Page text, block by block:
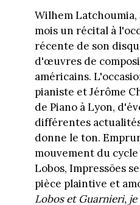
Wilhem Latchoumia,
mois un récital à
récente de son
d'œuvres de
américains.
pianiste et Jérôme
de Piano à Lyon,
différentes
donne le ton.
mouvement du
Lobos, Impressões
pièce plaintive et
Lobos et Guarnieri,